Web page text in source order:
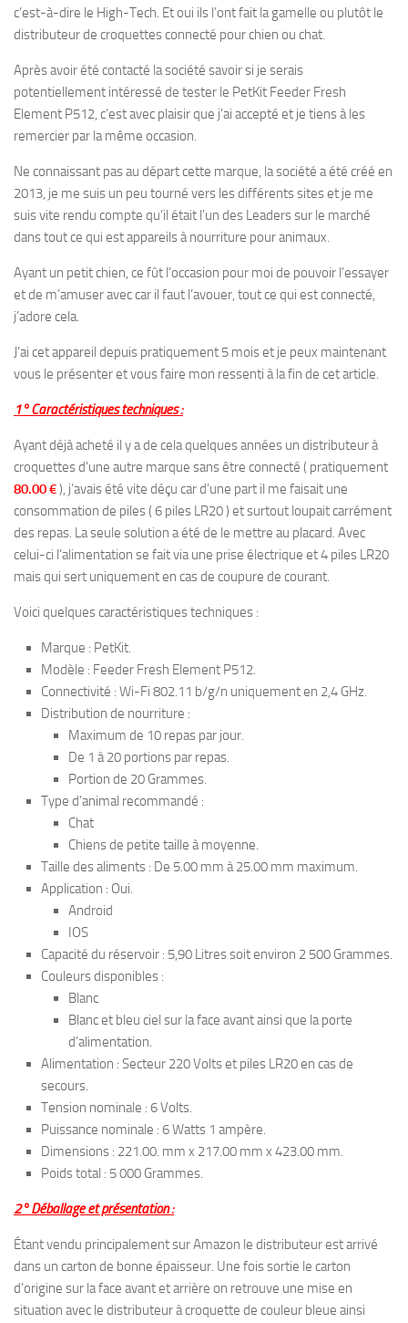
c’est-à-dire le High-Tech. Et oui ils l’ont fait la gamelle ou plutôt le
distributeur de croquettes connecté pour chien ou chat.
Après avoir été contacté la société savoir si je serais
potentiellement intéressé de tester le PetKit Feeder Fresh
Element P512, c’est avec plaisir que j’ai accepté et je tiens à les
remercier par la même occasion.
Ne connaissant pas au départ cette marque, la société a été créé en
2013, je me suis un peu tourné vers les différents sites et je me
suis vite rendu compte qu’il était l’un des Leaders sur le marché
dans tout ce qui est appareils à nourriture pour animaux.
Ayant un petit chien, ce fût l’occasion pour moi de pouvoir l’essayer
et de m’amuser avec car il faut l’avouer, tout ce qui est connecté,
j’adore cela.
J’ai cet appareil depuis pratiquement 5 mois et je peux maintenant
vous le présenter et vous faire mon ressenti à la fin de cet article.
1° Caractéristiques techniques :
Ayant déjà acheté il y a de cela quelques années un distributeur à
croquettes d’une autre marque sans être connecté ( pratiquement
80.00 € ), j’avais été vite déçu car d’une part il me faisait une
consommation de piles ( 6 piles LR20 ) et surtout loupait carrément
des repas. La seule solution a été de le mettre au placard. Avec
celui-ci l’alimentation se fait via une prise électrique et 4 piles LR20
mais qui sert uniquement en cas de coupure de courant.
Voici quelques caractéristiques techniques :
Marque : PetKit.
Modèle : Feeder Fresh Element P512.
Connectivité : Wi-Fi 802.11 b/g/n uniquement en 2,4 GHz.
Distribution de nourriture :
Maximum de 10 repas par jour.
De 1 à 20 portions par repas.
Portion de 20 Grammes.
Type d’animal recommandé :
Chat
Chiens de petite taille à moyenne.
Taille des aliments : De 5.00 mm à 25.00 mm maximum.
Application : Oui.
Android
IOS
Capacité du réservoir : 5,90 Litres soit environ 2 500 Grammes.
Couleurs disponibles :
Blanc
Blanc et bleu ciel sur la face avant ainsi que la porte
d’alimentation.
Alimentation : Secteur 220 Volts et piles LR20 en cas de
secours.
Tension nominale : 6 Volts.
Puissance nominale : 6 Watts 1 ampère.
Dimensions : 221.00. mm x 217.00 mm x 423.00 mm.
Poids total : 5 000 Grammes.
2° Déballage et présentation :
Étant vendu principalement sur Amazon le distributeur est arrivé
dans un carton de bonne épaisseur. Une fois sortie le carton
d’origine sur la face avant et arrière on retrouve une mise en
situation avec le distributeur à croquette de couleur bleue ainsi